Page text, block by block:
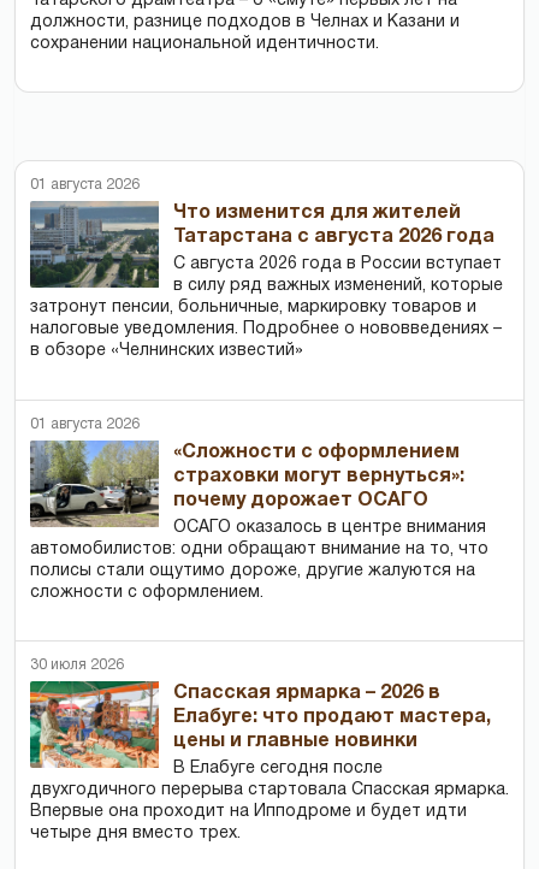
должности, разнице подходов в Челнах и Казани и
сохранении национальной идентичности.
01 августа 2026
Что изменится для жителей
Татарстана с августа 2026 года
С августа 2026 года в России вступает
в силу ряд важных изменений, которые
затронут пенсии, больничные, маркировку товаров и
налоговые уведомления. Подробнее о нововведениях –
в обзоре «Челнинских известий»
01 августа 2026
«Сложности с оформлением
страховки могут вернуться»:
почему дорожает ОСАГО
ОСАГО оказалось в центре внимания
автомобилистов: одни обращают внимание на то, что
полисы стали ощутимо дороже, другие жалуются на
сложности с оформлением.
30 июля 2026
Спасская ярмарка – 2026 в
Елабуге: что продают мастера,
цены и главные новинки
В Елабуге сегодня после
двухгодичного перерыва стартовала Спасская ярмарка.
Впервые она проходит на Ипподроме и будет идти
четыре дня вместо трех.